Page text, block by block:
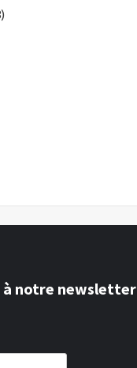
à notre newsletter